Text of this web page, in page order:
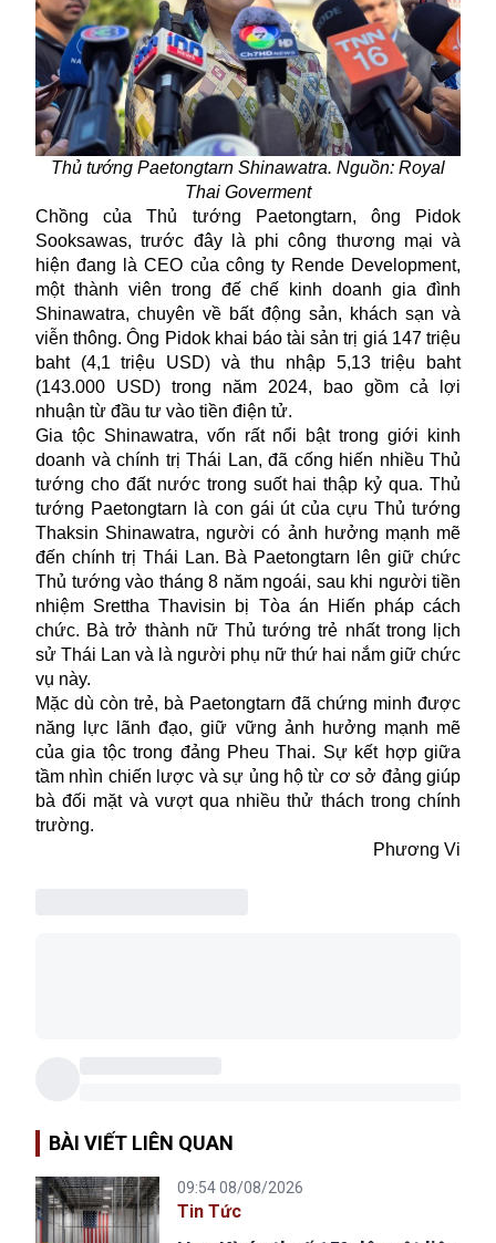
Thủ tướng Paetongtarn Shinawatra. Nguồn: Royal
Thai Goverment
Chồng của Thủ tướng Paetongtarn, ông Pidok
Sooksawas, trước đây là phi công thương mại và
hiện đang là CEO của công ty Rende Development,
một thành viên trong đế chế kinh doanh gia đình
Shinawatra, chuyên về bất động sản, khách sạn và
viễn thông. Ông Pidok khai báo tài sản trị giá 147 triệu
baht (4,1 triệu USD) và thu nhập 5,13 triệu baht
(143.000 USD) trong năm 2024, bao gồm cả lợi
nhuận từ đầu tư vào tiền điện tử.
Gia tộc Shinawatra, vốn rất nổi bật trong giới kinh
doanh và chính trị Thái Lan, đã cống hiến nhiều Thủ
tướng cho đất nước trong suốt hai thập kỷ qua. Thủ
tướng Paetongtarn là con gái út của cựu Thủ tướng
Thaksin Shinawatra, người có ảnh hưởng mạnh mẽ
đến chính trị Thái Lan. Bà Paetongtarn lên giữ chức
Thủ tướng vào tháng 8 năm ngoái, sau khi người tiền
nhiệm Srettha Thavisin bị Tòa án Hiến pháp cách
chức. Bà trở thành nữ Thủ tướng trẻ nhất trong lịch
sử Thái Lan và là người phụ nữ thứ hai nắm giữ chức
vụ này.
Mặc dù còn trẻ, bà Paetongtarn đã chứng minh được
năng lực lãnh đạo, giữ vững ảnh hưởng mạnh mẽ
của gia tộc trong đảng Pheu Thai. Sự kết hợp giữa
tầm nhìn chiến lược và sự ủng hộ từ cơ sở đảng giúp
bà đối mặt và vượt qua nhiều thử thách trong chính
trường.
Phương Vi
BÀI VIẾT LIÊN QUAN
09:54 08/08/2026
Tin Tức